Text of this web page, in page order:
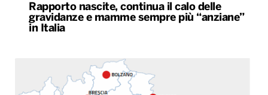
Rapporto nascite, continua il calo delle
gravidanze e mamme sempre più “anziane”
in Italia